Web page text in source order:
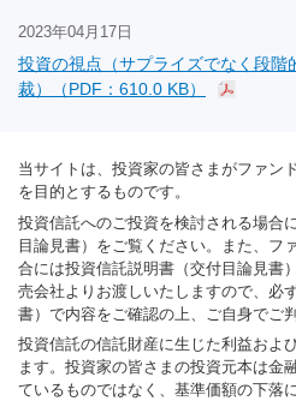
2023年04月17日
投資の視点（サプライズでなく段
裁）（PDF：610.0 KB）
当サイトは、投資家の皆さまがファン
を目的とするものです。
投資信託へのご投資を検討される場合
目論見書）をご覧ください。また、フ
合には投資信託説明書（交付目論見書
売会社よりお渡しいたしますので、必
書）で内容をご確認の上、ご自身でご
投資信託の信託財産に生じた利益およ
ます。投資家の皆さまの投資元本は金
ているものではなく、基準価額の下落